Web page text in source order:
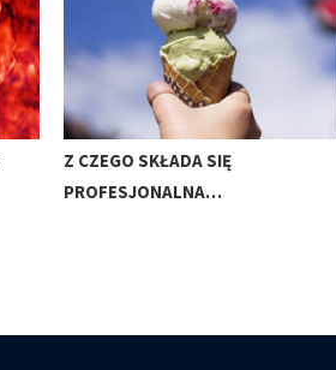
Z CZEGO SKŁADA SIĘ
PROFESJONALNA…